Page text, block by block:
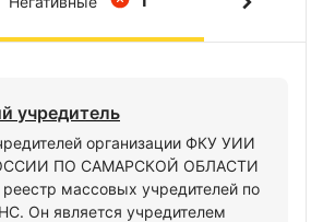
учредитель
организации ФКУ УИИ
ПО САМАРСКОЙ ОБЛАСТИ
массовых учредителей по
Он является учредителем